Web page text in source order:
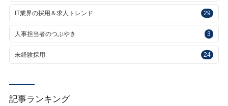
IT業界の採用＆求人トレンド 29
人事担当者のつぶやき 3
未経験採用 24
記事ランキング